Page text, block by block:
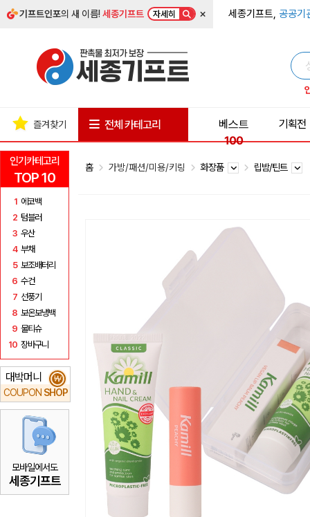
기프트인포의 새 이름!세종기프트 자세히 × 세종기프트, 공공기
인기카테고리
TOP 10
1 에코백
2 텀블러
3 우산
4 부채
5 보조배터리
6 수건
7 선풍기
8 보온보냉백
9 물티슈
10 장바구니
대박머니
COUPON SHOP
₩
모바일에서도
세종기프트
즐겨찾기 전체 카테고리
베스트
100
기획전
홈 가방/패션/미용/키링 화장품 립밤/틴트